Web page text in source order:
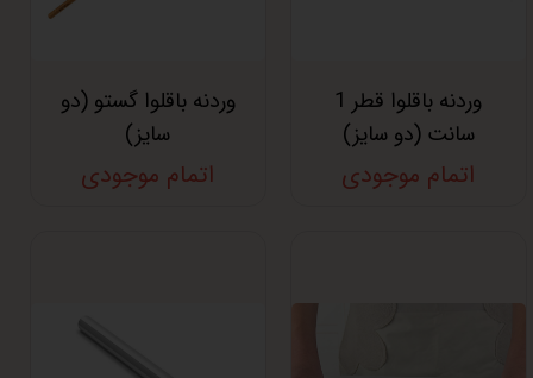
وردنه باقلوا قطر 1
سانت (دو سایز)
اتمام موجودی
وردنه باقلوا گستو (دو
سایز)
اتمام موجودی